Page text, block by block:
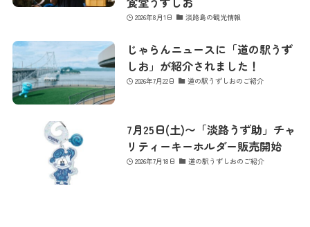
2026年8月1日 淡路島の観光情報
じゃらんニュースに「道の駅うず
しお」が紹介されました！
2026年7月22日 道の駅うずしおのご紹介
7月25日(土)〜「淡路うず助」チャ
リティーキーホルダー販売開始
2026年7月18日 道の駅うずしおのご紹介